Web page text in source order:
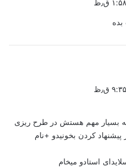
که بسیار مهم هستش در طرح ریزی
پیشنهاد کردن بخونیدو +نام
استادو میخام